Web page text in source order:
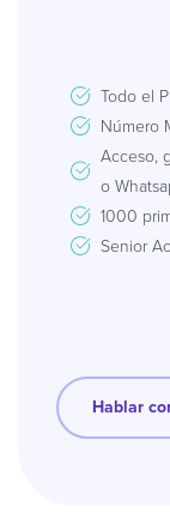
Todo el
Número
Acceso,
o
1000
Senior
Hablar